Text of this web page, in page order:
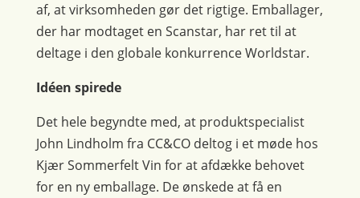
af, at virksomheden gør det rigtige. Emballager,
der har modtaget en Scanstar, har ret til at
deltage i den globale konkurrence Worldstar.
Idéen spirede
Det hele begyndte med, at produktspecialist
John Lindholm fra CC&CO deltog i et møde hos
Kjær Sommerfelt Vin for at afdække behovet
for en ny emballage. De ønskede at få en